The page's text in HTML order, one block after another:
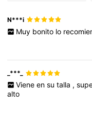
N***i
Muy bonito lo
_***_
Viene en su talla ,
alto